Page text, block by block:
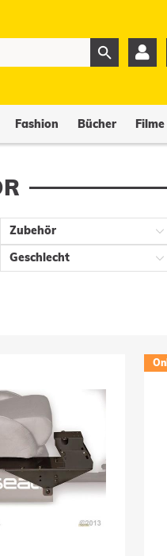

Fashion Bücher Filme
Zubehör
Geschlecht